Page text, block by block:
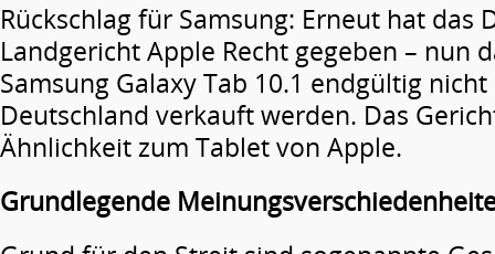
Rückschlag für Samsung: Erneut hat das
Landgericht Apple Recht gegeben – nun
Samsung Galaxy Tab 10.1 endgültig
Deutschland verkauft werden. Das
Ähnlichkeit zum Tablet von Apple.
Grundlegende